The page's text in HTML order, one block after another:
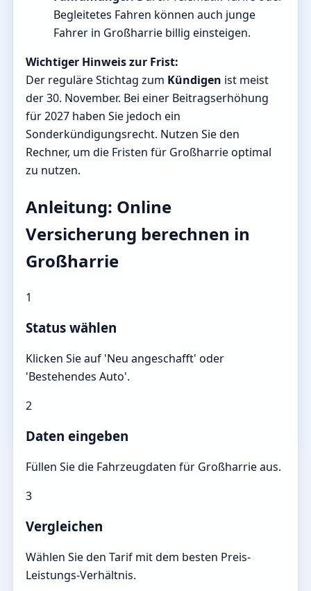
Begleitetes Fahren können auch junge
Fahrer in Großharrie billig einsteigen.
Wichtiger Hinweis zur Frist:
Der reguläre Stichtag zum Kündigen ist meist
der 30. November. Bei einer Beitragserhöhung
für 2027 haben Sie jedoch ein
Sonderkündigungsrecht. Nutzen Sie den
Rechner, um die Fristen für Großharrie optimal
zu nutzen.
Anleitung: Online
Versicherung berechnen in
Großharrie
1
Status wählen
Klicken Sie auf 'Neu angeschafft' oder
'Bestehendes Auto'.
2
Daten eingeben
Füllen Sie die Fahrzeugdaten für Großharrie aus.
3
Vergleichen
Wählen Sie den Tarif mit dem besten Preis-
Leistungs-Verhältnis.